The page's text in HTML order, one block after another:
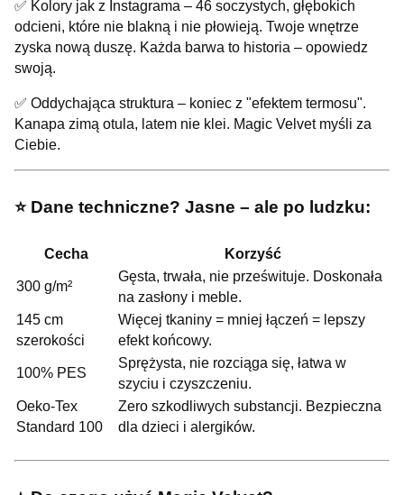
✅ Kolory jak z Instagrama – 46 soczystych, głębokich
odcieni, które nie blakną i nie płowieją. Twoje wnętrze
zyska nową duszę. Każda barwa to historia – opowiedz
swoją.
✅ Oddychająca struktura – koniec z "efektem termosu".
Kanapa zimą otula, latem nie klei. Magic Velvet myśli za
Ciebie.
⭐️ Dane techniczne? Jasne – ale po ludzku:
Cecha Korzyść
300 g/m²
Gęsta, trwała, nie prześwituje. Doskonała
na zasłony i meble.
145 cm
szerokości
Więcej tkaniny = mniej łączeń = lepszy
efekt końcowy.
100% PES
Sprężysta, nie rozciąga się, łatwa w
szyciu i czyszczeniu.
Oeko-Tex
Standard 100
Zero szkodliwych substancji. Bezpieczna
dla dzieci i alergików.